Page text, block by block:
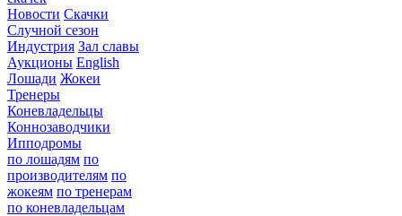
Новости Скачки
Случной сезон
Индустрия Зал славы
Аукционы English
Лошади Жокеи
Тренеры
Коневладельцы
Коннозаводчики
Ипподромы
по лошадям по
производителям по
жокеям по тренерам
по коневладельцам